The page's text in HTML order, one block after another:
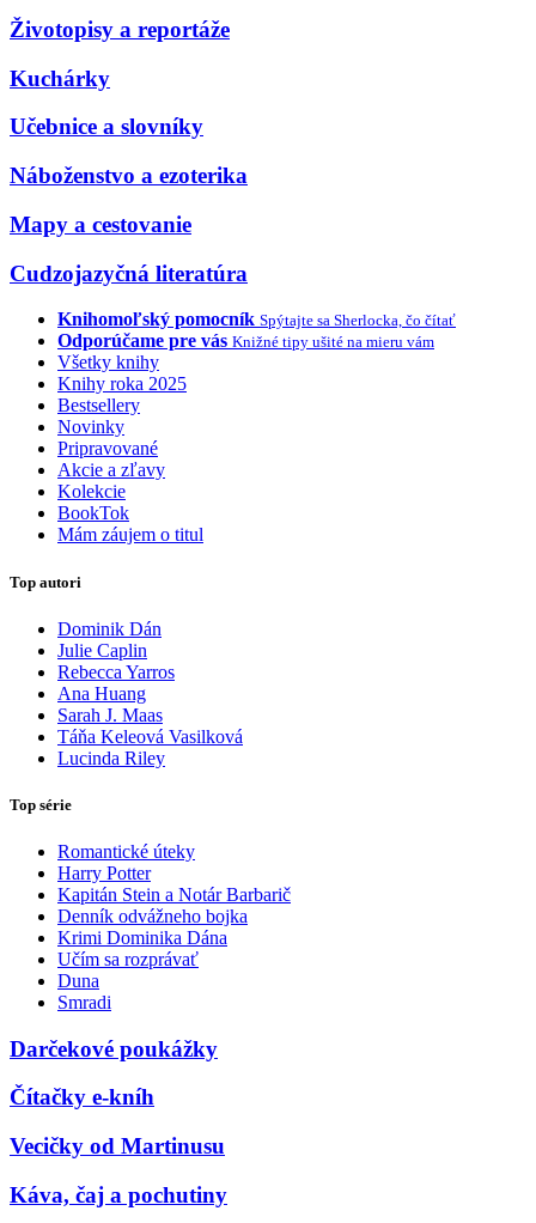
Životopisy a reportáže
Kuchárky
Učebnice a slovníky
Náboženstvo a ezoterika
Mapy a cestovanie
Cudzojazyčná literatúra
Knihomoľský pomocník Spýtajte sa Sherlocka, čo čítať
Odporúčame pre vás Knižné tipy ušité na mieru vám
Všetky knihy
Knihy roka 2025
Bestsellery
Novinky
Pripravované
Akcie a zľavy
Kolekcie
BookTok
Mám záujem o titul
Top autori
Dominik Dán
Julie Caplin
Rebecca Yarros
Ana Huang
Sarah J. Maas
Táňa Keleová Vasilková
Lucinda Riley
Top série
Romantické úteky
Harry Potter
Kapitán Stein a Notár Barbarič
Denník odvážneho bojka
Krimi Dominika Dána
Učím sa rozprávať
Duna
Smradi
Darčekové poukážky
Čítačky e-kníh
Vecičky od Martinusu
Káva, čaj a pochutiny